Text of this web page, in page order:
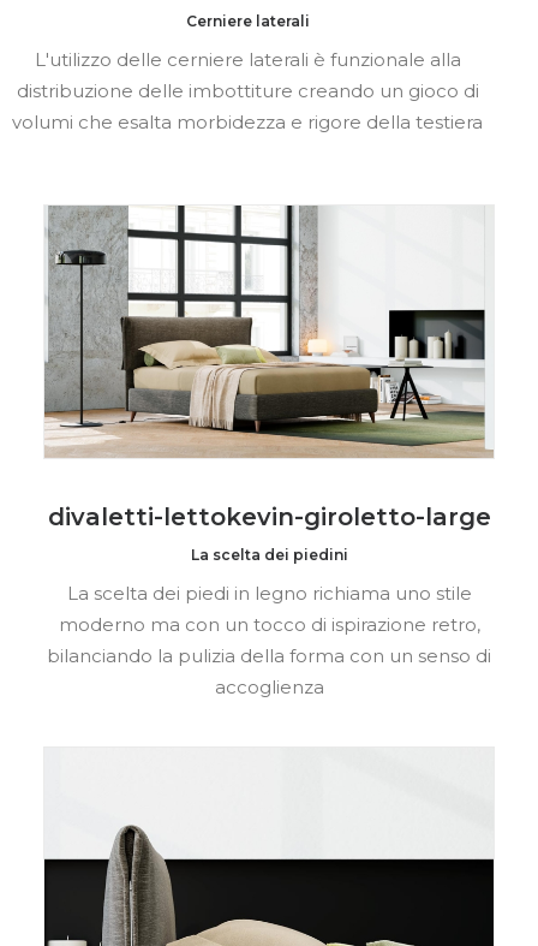
Cerniere laterali
L'utilizzo delle cerniere laterali è funzionale alla
distribuzione delle imbottiture creando un gioco di
volumi che esalta morbidezza e rigore della testiera
divaletti-lettokevin-giroletto-large
La scelta dei piedini
La scelta dei piedi in legno richiama uno stile
moderno ma con un tocco di ispirazione retro,
bilanciando la pulizia della forma con un senso di
accoglienza